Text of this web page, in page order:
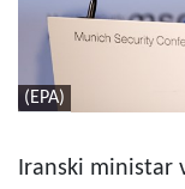
(EPA)
Iranski ministar